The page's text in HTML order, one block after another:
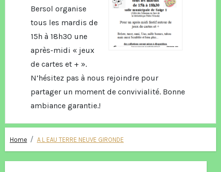
Bersol organise
tous les mardis de
15h à 18h30 une
après-midi « jeux
de cartes et + ».
N’hésitez pas à nous rejoindre pour
partager un moment de convivialité. Bonne
ambiance garantie.!
Home A L EAU TERRE NEUVE GIRONDE